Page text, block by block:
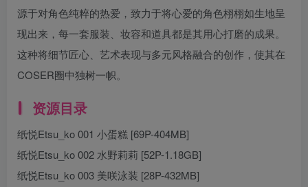
源于对角色纯粹的热爱，致力于将心爱的角色栩栩如生地呈
现出来，每一套服装、妆容和道具都是其用心打磨的成果。
这种将细节匠心、艺术表现与多元风格融合的创作，使其在
COSER圈中独树一帜。
资源目录
纸悦Etsu_ko 001 小蛋糕 [69P-404MB]
纸悦Etsu_ko 002 水野莉莉 [52P-1.18GB]
纸悦Etsu_ko 003 美咲泳装 [28P-432MB]